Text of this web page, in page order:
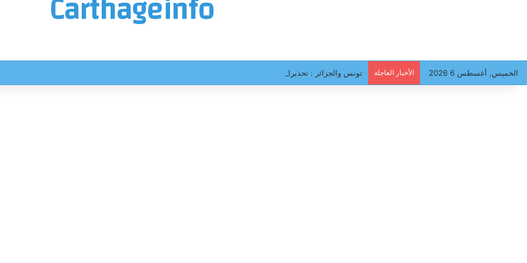
الخميس, أغسطس 6 2026 الأخبار العاجلة تونس والجزائر : تحذيرات من سيناريوهات جوية استثنائية